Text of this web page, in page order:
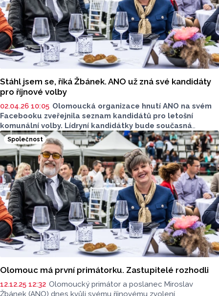
Stáhl jsem se, říká Žbánek. ANO už zná své kandidáty
pro říjnové volby
02.04.26 10:05 Olomoucká organizace hnutí ANO na svém
Facebooku zveřejnila seznam kandidátů pro letošní
komunální volby. Lídryní kandidátky bude současná
primátorka Olomouce, Miroslava Ferancová.
Společnost
Olomouc má první primátorku. Zastupitelé rozhodli
12.12.25 12:32 Olomoucký primátor a poslanec Miroslav
Žbánek (ANO) dnes kvůli svému říjnovému zvolení